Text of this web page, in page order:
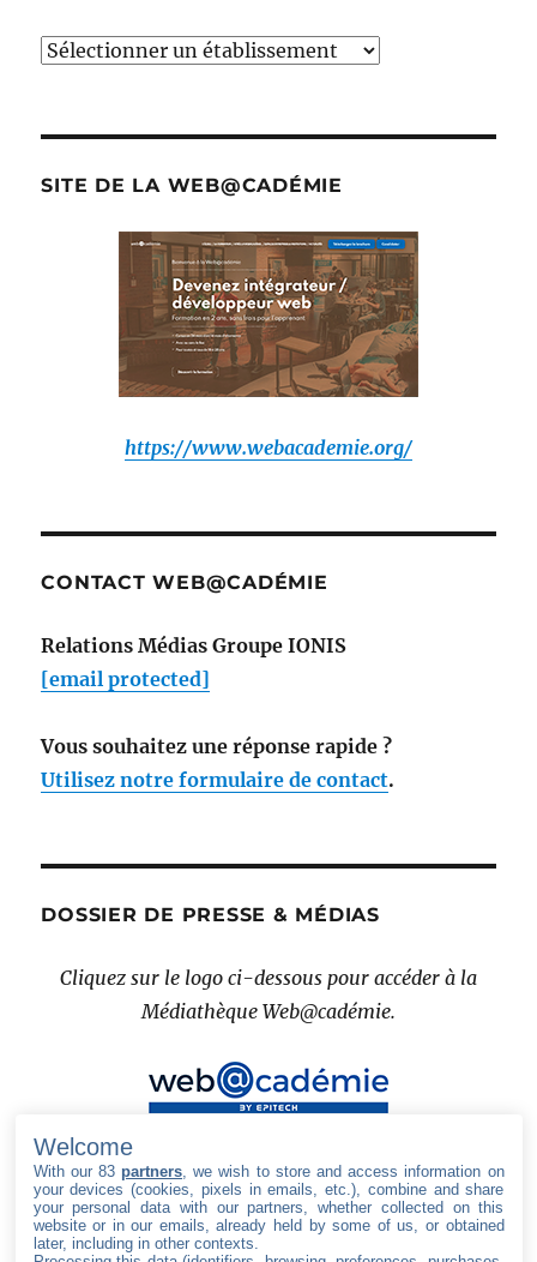
Accéder
de
SITE DE LA WEB@CADÉMIE
https://www.webacademie.org/
CONTACT WEB@CADÉMIE
Relations Médias Groupe IONIS
[email protected]
Vous souhaitez une réponse rapide ?
Utilisez notre formulaire de contact.
DOSSIER DE PRESSE & MÉDIAS
Cliquez sur le logo ci-dessous pour accéder à la
Médiathèque Web@cadémie.
Welcome
With our 83 partners , we wish to store and access information on
your devices (cookies, pixels in emails, etc.), combine and share
your personal data with our partners, whether collected on this
website or in our emails, already held by some of us, or obtained
later, including in other contexts.